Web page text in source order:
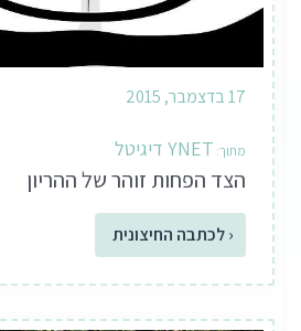
17 בדצמבר, 2015
YNET דיגיטל
הצד הפחות זוהר של ההריון
‹ לכתבה החיצונית